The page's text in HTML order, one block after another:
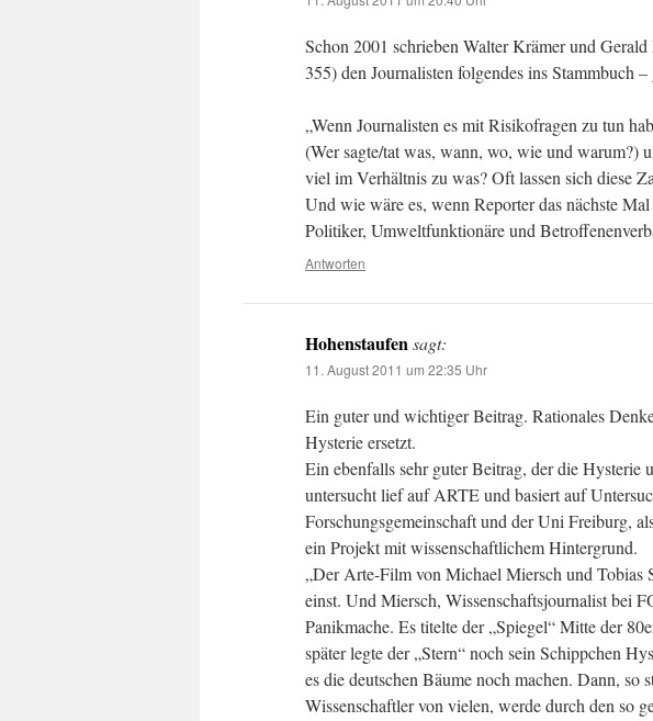
Schon 2001 schrieben Walter Krämer und
355) den Journalisten folgendes ins Stammbuch
„Wenn Journalisten es mit Risikofragen zu tun
(Wer sagte/tat was, wann, wo, wie und warum?)
viel im Verhältnis zu was? Oft lassen sich diese
Und wie wäre es, wenn Reporter das nächste
Politiker, Umweltfunktionäre und
Antworten
Hohenstaufensagt:
11. August 2011 um 22:35 Uhr
Ein guter und wichtiger Beitrag. Rationales
Hysterie ersetzt.
Ein ebenfalls sehr guter Beitrag, der die Hysterie
untersucht lief auf ARTE und basiert auf
Forschungsgemeinschaft und der Uni Freiburg,
ein Projekt mit wissenschaftlichem Hintergrund.
„Der Arte-Film von Michael Miersch und Tobias
einst. Und Miersch, Wissenschaftsjournalist bei
Panikmache. Es titelte der „Spiegel“ Mitte der
später legte der „Stern“ noch sein Schippchen
es die deutschen Bäume noch machen. Dann, so
Wissenschaftler von vielen, werde durch den so